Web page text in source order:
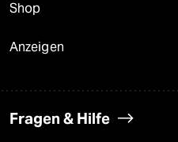
Shop
Anzeigen
Fragen & Hilfe